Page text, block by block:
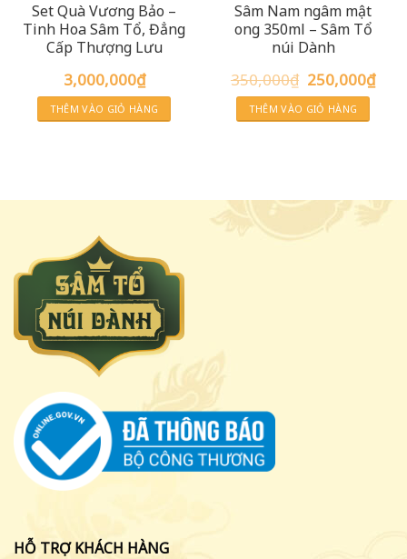
Set Quà Vương Bảo –
Tinh Hoa Sâm Tổ, Đẳng
Cấp Thượng Lưu
3,000,000₫
THÊM VÀO GIỎ HÀNG
Sâm Nam ngâm mật
ong 350ml – Sâm Tổ
núi Dành
350,000₫ Giá
gốc
là:
350,000₫.
250,000₫Giá
hiện
THÊM VÀO GIỎ HÀNG
HỖ TRỢ KHÁCH HÀNG